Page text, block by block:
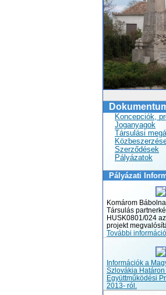
Koncepciók,
Joganyagok
Társulási
Szerződések
Pályázatok
Pályázati
Komárom
Társulás
HUSK0801/024
projekt
További
Információk a
Szlovákia
Együttműködési
2013- ról.